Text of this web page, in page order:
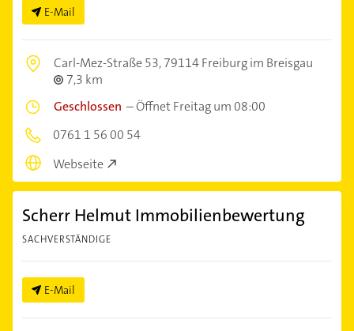
E-Mail
Carl-Mez-Straße 53,79114 Freiburg im Breisgau
7,3 km
Geschlossen –Öffnet Freitag um 08:00
0761 1 56 00 54
Webseite
Scherr Helmut Immobilienbewertung
SACHVERSTÄNDIGE
E-Mail